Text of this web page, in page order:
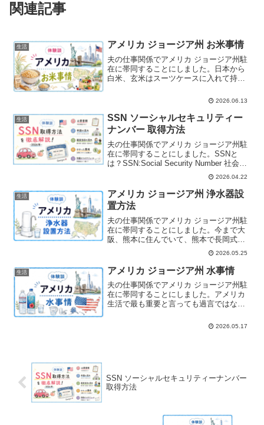
関連記事
生活 アメリカ ジョージア州 お米事情
夫の仕事関係でアメリカ ジョージア州駐
在に帯同することにしました。日本から
白米、玄米はスーツケースに入れて持参
ムズ海峡の封鎖を受けて世界的に原油価
のお米も購入してみまし...
2026.06.13
生活
SSN ソーシャルセキュリティー
ナンバー 取得方法
夫の仕事関係でアメリカ ジョージア州駐
在に帯同することにしました。SSNと
は？SSN:Social Security Number 社会保
障番号の略称。アメリカのマイナンバー
のような9桁の個人識別番号。就労、銀行
口座の開設、携帯電話や公共料...
2026.04.22
生活
アメリカ ジョージア州 浄水器設
置方法
夫の仕事関係でアメリカ ジョージア州駐
在に帯同することにしました。今まで大
阪、熊本に住んでいて、熊本で長岡式酵
素玄米を主食していたので、アメリカで
も継続して炊きたいと思い、水をどうす
るか考えていました。長岡式酵素玄米は
玄米1升分を炊くので、...
2026.05.25
生活 アメリカ ジョージア州 水事情
夫の仕事関係でアメリカ ジョージア州駐
在に帯同することにしました。アメリカ
生活で最も重要と言っても過言ではない
海外に慣れている方は、飲めるという方
2026.05.17
SSN ソーシャルセキュリティーナンバー
取得方法